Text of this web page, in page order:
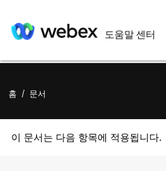
도움말 센터
홈 / 문서
이 문서는 다음 항목에 적용됩니다.